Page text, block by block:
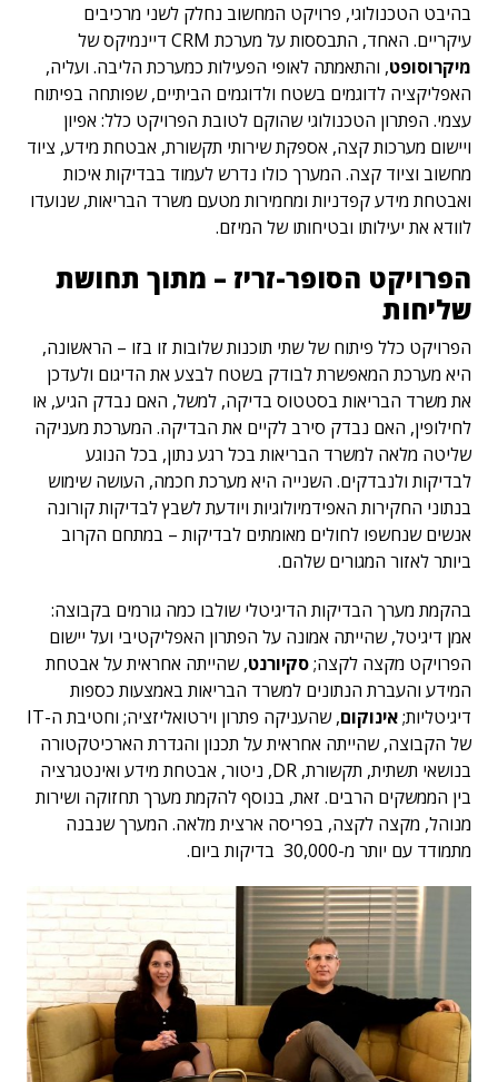
בהיבט הטכנולוגי, פרויקט המחשוב נחלק לשני מרכיבים
עיקריים. האחד, התבססות על מערכת CRM דיינמיקס של
מיקרוסופט, והתאמתה לאופי הפעילות כמערכת הליבה. ועליה,
האפליקציה לדוגמים בשטח ולדוגמים הביתיים, שפותחה בפיתוח
עצמי. הפתרון הטכנולוגי שהוקם לטובת הפרויקט כלל: אפיון
ויישום מערכות קצה, אספקת שירותי תקשורת, אבטחת מידע, ציוד
מחשוב וציוד קצה. המערך כולו נדרש לעמוד בבדיקות איכות
ואבטחת מידע קפדניות ומחמירות מטעם משרד הבריאות, שנועדו
לוודא את יעילותו ובטיחותו של המיזם.
הפרויקט הסופר-זריז – מתוך תחושת
שליחות
הפרויקט כלל פיתוח של שתי תוכנות שלובות זו בזו – הראשונה,
היא מערכת המאפשרת לבודק בשטח לבצע את הדיגום ולעדכן
את משרד הבריאות בסטטוס בדיקה, למשל, האם נבדק הגיע, או
לחילופין, האם נבדק סירב לקיים את הבדיקה. המערכת מעניקה
שליטה מלאה למשרד הבריאות בכל רגע נתון, בכל הנוגע
לבדיקות ולנבדקים. השנייה היא מערכת חכמה, העושה שימוש
בנתוני החקירות האפידמיולוגיות ויודעת לשבץ לבדיקות קורונה
אנשים שנחשפו לחולים מאומתים לבדיקות – במתחם הקרוב
ביותר לאזור המגורים שלהם.
בהקמת מערך הבדיקות הדיגיטלי שולבו כמה גורמים בקבוצה:
אמן דיגיטל, שהייתה אמונה על הפתרון האפליקטיבי ועל יישום
הפרויקט מקצה לקצה;סקיורנט, שהייתה אחראית על אבטחת
המידע והעברת הנתונים למשרד הבריאות באמצעות כספות
דיגיטליות;אינוקום
, שהעניקה פתרון וירטואליזציה; וחטיבת ה-IT
של הקבוצה, שהייתה אחראית על תכנון והגדרת הארכיטקטורה
בנושאי תשתית, תקשורת, DR, ניטור, אבטחת מידע ואינטגרציה
בין הממשקים הרבים. זאת, בנוסף להקמת מערך תחזוקה ושירות
מנוהל, מקצה לקצה, בפריסה ארצית מלאה. המערך שנבנה
מתמודד עם יותר מ-30,000 בדיקות ביום.